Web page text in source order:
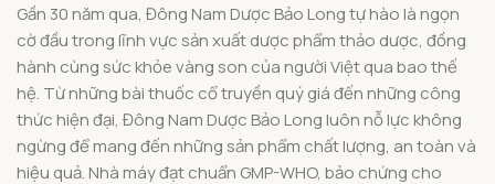
Gần 30 năm qua, Đông Nam Dược Bảo Long tự hào là ngọn
cờ đầu trong lĩnh vực sản xuất dược phẩm thảo dược, đồng
hành cùng sức khỏe vàng son của người Việt qua bao thế
hệ. Từ những bài thuốc cổ truyền quý giá đến những công
thức hiện đại, Đông Nam Dược Bảo Long luôn nỗ lực không
ngừng để mang đến những sản phẩm chất lượng, an toàn và
hiệu quả. Nhà máy đạt chuẩn GMP-WHO, bảo chứng cho